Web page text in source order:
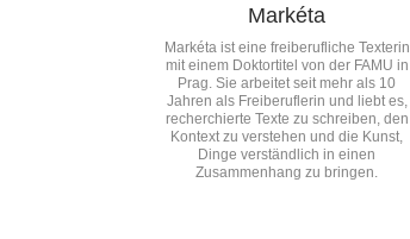
Markéta
Markéta ist eine freiberufliche Texterin
mit einem Doktortitel von der FAMU in
Prag. Sie arbeitet seit mehr als 10
Jahren als Freiberuflerin und liebt es,
recherchierte Texte zu schreiben, den
Kontext zu verstehen und die Kunst,
Dinge verständlich in einen
Zusammenhang zu bringen.